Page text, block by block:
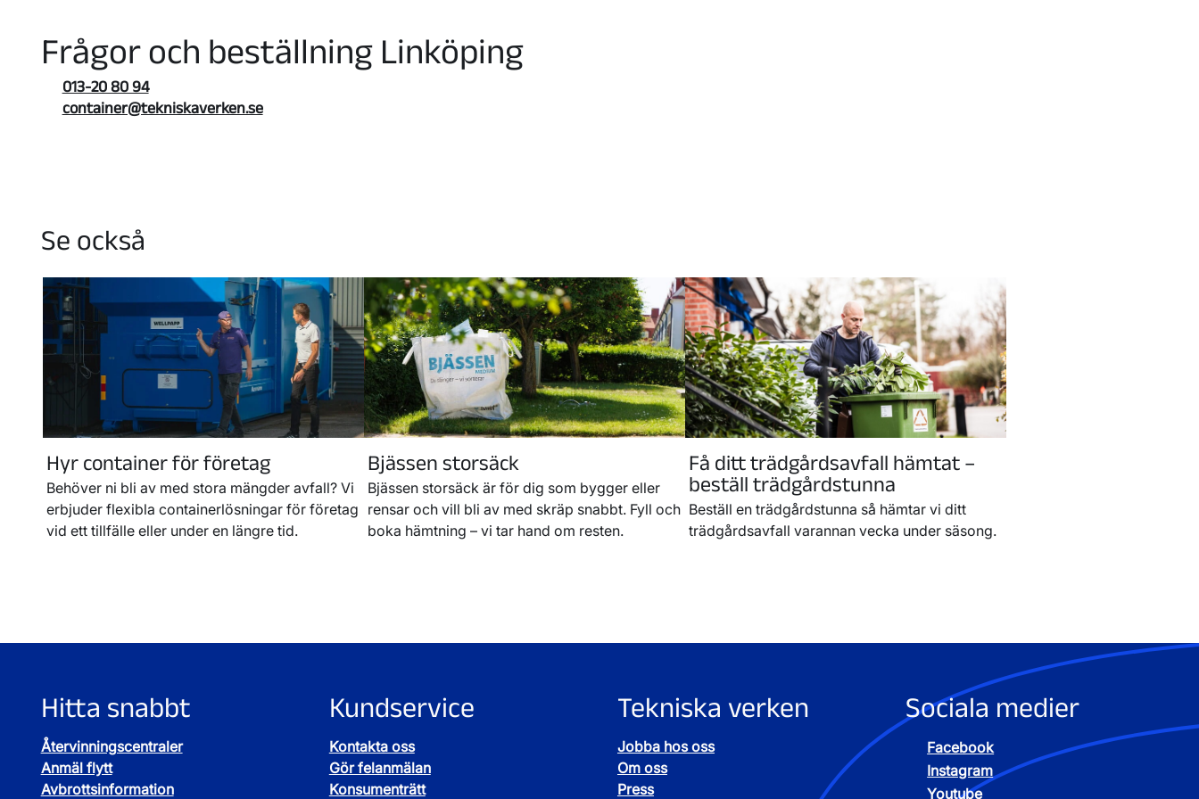
Frågor och beställning Linköping
013-20 80 94
container@tekniskaverken.se
Se också
Hyr container för företag
Behöver ni bli av med stora mängder avfall? Vi
erbjuder flexibla containerlösningar för företag
vid ett tillfälle eller under en längre tid.
Bjässen storsäck
Bjässen storsäck är för dig som bygger eller
rensar och vill bli av med skräp snabbt. Fyll och
boka hämtning – vi tar hand om resten.
Få ditt trädgårdsavfall hämtat –
beställ trädgårdstunna
Beställ en trädgårdstunna så hämtar vi ditt
trädgårdsavfall varannan vecka under säsong.
Hitta snabbt
Återvinningscentraler
Anmäl flytt
Avbrottsinformation
Kundservice
Kontakta oss
Gör felanmälan
Konsumenträtt
Tekniska verken
Jobba hos oss
Om oss
Press
Sociala medier
Facebook
Instagram
Youtube